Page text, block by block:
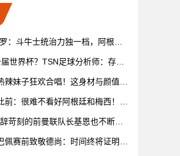
：斗牛士统治力独一档，阿根廷
世界杯？TSN足球分析师：存在
辣妹子狂欢合唱！这身材与颜值，
：很难不看好阿根廷和梅西！他
苛刻的前曼联队长基恩也不断用
赛前致敬德尚：时间终将证明你